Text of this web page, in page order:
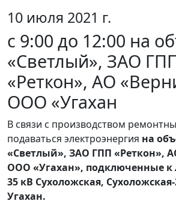
10 июля 2021 г.
с 9:00 до 12:00 на
«Светлый», ЗАО
«Реткон», АО
ООО «Угахан
В связи с производством
подаваться электроэнергия на
«Светлый», ЗАО ГПП «Реткон»,
ООО «Угахан», подключенные
35 кВ Сухоложская,
Угахан.